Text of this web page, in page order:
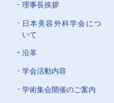
理事長挨拶
⽇本美容外科学会につ
いて
沿革
学会活動内容
学術集会開催のご案内